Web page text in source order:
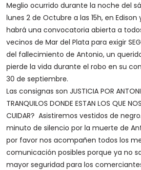
Meglio ocurrido durante la noche del
lunes 2 de Octubre a las 15h, en Edison
habrá una convocatoria abierta a
vecinos de Mar del Plata para exigir
del fallecimiento de Antonio, un
pierde la vida durante el robo en su
30 de septiembre.
Las consignas son JUSTICIA POR
TRANQUILOS DONDE ESTAN LOS QUE
CUIDAR? Asistiremos vestidos de
minuto de silencio por la muerte de
por favor nos acompañen todos los
comunicación posibles porque ya no
mayor seguridad para los